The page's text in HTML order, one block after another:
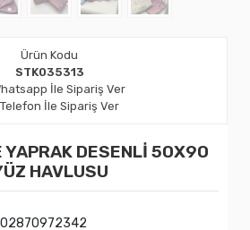
Ürün Kodu
STK035313
İle Sipariş Ver
Telefon İle Sipariş Ver
YAPRAK DESENLİ 50X90
HAVLUSU